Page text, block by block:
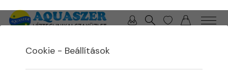
Cookie - Beállítások